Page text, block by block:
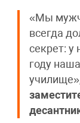
«Мы
всегда
секрет: у
году